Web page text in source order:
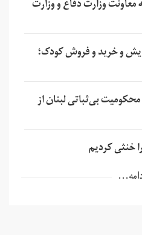
معاونت وزارت دفاع و وزارت
و خرید و فروش کودک؛
محکومیت بی‌ثباتی لبنان از
خنثی کردیم